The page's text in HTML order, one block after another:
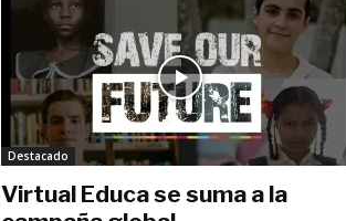
Destacado
Virtual Educa se suma a la